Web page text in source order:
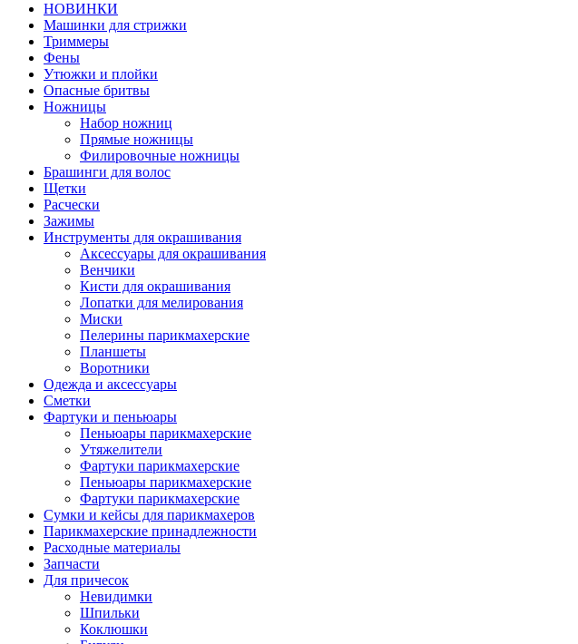
НОВИНКИ
Машинки для стрижки
Триммеры
Фены
Утюжки и плойки
Опасные бритвы
Ножницы
Набор ножниц
Прямые ножницы
Филировочные ножницы
Брашинги для волос
Щетки
Расчески
Зажимы
Инструменты для окрашивания
Аксессуары для окрашивания
Венчики
Кисти для окрашивания
Лопатки для мелирования
Миски
Пелерины парикмахерские
Планшеты
Воротники
Одежда и аксессуары
Сметки
Фартуки и пеньюары
Пеньюары парикмахерские
Утяжелители
Фартуки парикмахерские
Пеньюары парикмахерские
Фартуки парикмахерские
Сумки и кейсы для парикмахеров
Парикмахерские принадлежности
Расходные материалы
Запчасти
Для причесок
Невидимки
Шпильки
Коклюшки